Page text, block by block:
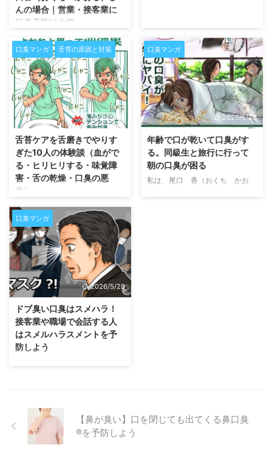
んの場合｜営業・接客業に
口臭予防は大切
歯も胃腸も健康だけど喉の奥から
口臭が止まらない小口香（おく
ち かおる）さんの場合 営業・
接客業の仕事の女性からのご相談
が多いのが、歯を磨いても止まら
ない口臭です。顔を近づけて説明
する接客業は多いです。 保険代
理店の女性：ノートパソコンで顔
を近づけて説明する 塾講師の女
性：個別に教えるときに顔を近づ
けて教える 飲食店員の女性：メ
ニューの説明や食事を持って行っ
たときに口臭がばれそう パソコ
ンを教える女性：同じモニターを
見ながら説明する こんなシーン
で、口臭がばれたり、嫌がられる
と会話ができなくなります。子供
か …
口臭マンガ 舌苔の原因と対策
2026/5/28
舌苔ケアを舌磨きでやりす
ぎた10人の体験談（血がで
る・ヒリヒリする・味覚障
害・舌の乾燥・口臭の悪
化）
口臭の原因として舌の汚れがテレ
ビでも紹介され、皆さんの舌磨き
への意識も高くなりました。しか
し、舌苔ケアをしたい方は、面倒
なのか、歯ブラシでやってしまっ
て後悔する方が非常に多いです。
しかも、ゴシゴシ。完全に炎症を
起こして血が出ます。さらには、
味覚障害で味がわからなくなりま
す。舌も唾液を留めておくことが
できずに乾燥し、口臭もむしろ悪
化します。歯ブラシ以外のツール
でも綺麗になるまで頑張ると逆効
果ですので、気を付けてくださ
口臭マンガ
2026/5/28
年齢で口が乾いて口臭がす
る。同級生と旅行に行って
朝の口臭が困る
私は、尾口 香（おくち かお
口臭マンガ
2026/5/28
ドブ臭い口臭はスメハラ！
接客業や職場で会話する人
はスメルハラスメントを予
防しよう
ントの1つとして耳にする機会も
増えましたね。ハラスメントです
ので、相手に迷惑をかけて嫌な思
いをさせて嫌われてしまうことも
【鼻が臭い】口を閉じても出てくる鼻口臭
®を予防しよう